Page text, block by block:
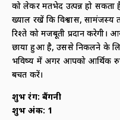
को लेकर मतभेद उत्पन्न हो
ख्याल रखें कि विश्वास, सामंजस्य
रिश्ते को मजबूती प्रदान
छाया हुआ है, उससे निकलने के लिए
भविष्य में अगर आपको आर्थिक
बचत करें।
शुभ रंग: बैंगनी
शुभ अंक: 1